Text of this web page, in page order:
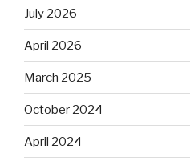
July 2026
April 2026
March 2025
October 2024
April 2024